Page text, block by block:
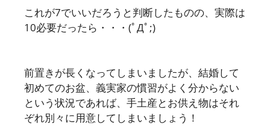
これが7でいいだろうと判断したものの、実際は
10必要だったら・・・(ﾟДﾟ;)
前置きが長くなってしまいましたが、 結婚して
初めてのお盆、義実家の慣習がよく分からない
という状況であれば、手土産とお供え物はそれ
ぞれ別々に用意してしまいましょう！